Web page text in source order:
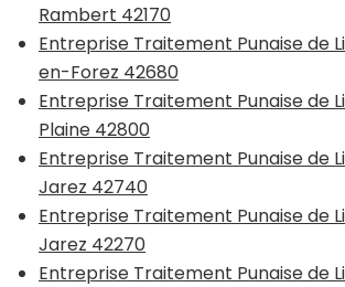
Rambert 42170
Entreprise Traitement Punaise de
en-Forez 42680
Entreprise Traitement Punaise de
Plaine 42800
Entreprise Traitement Punaise de
Jarez 42740
Entreprise Traitement Punaise de
Jarez 42270
Entreprise Traitement Punaise de